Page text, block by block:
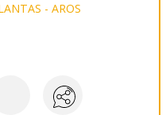
- AROS